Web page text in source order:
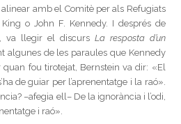
amb el Comitè per als Refugiats
o John F. Kennedy. I després de
va llegir el discurs La resposta d’un
algunes de les paraules que Kennedy
fou tirotejat, Bernstein va dir: «El
de guiar per l’aprenentatge i la raó».
–afegia ell– De la ignorància i l’odi,
i raó».